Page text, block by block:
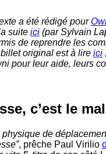
a été rédigé pour
suite ici (par Sylvain
de reprendre les
original est à lire ici
pour leur aide, leurs
c’est le mal
physique de
, prêche Paul Virilio